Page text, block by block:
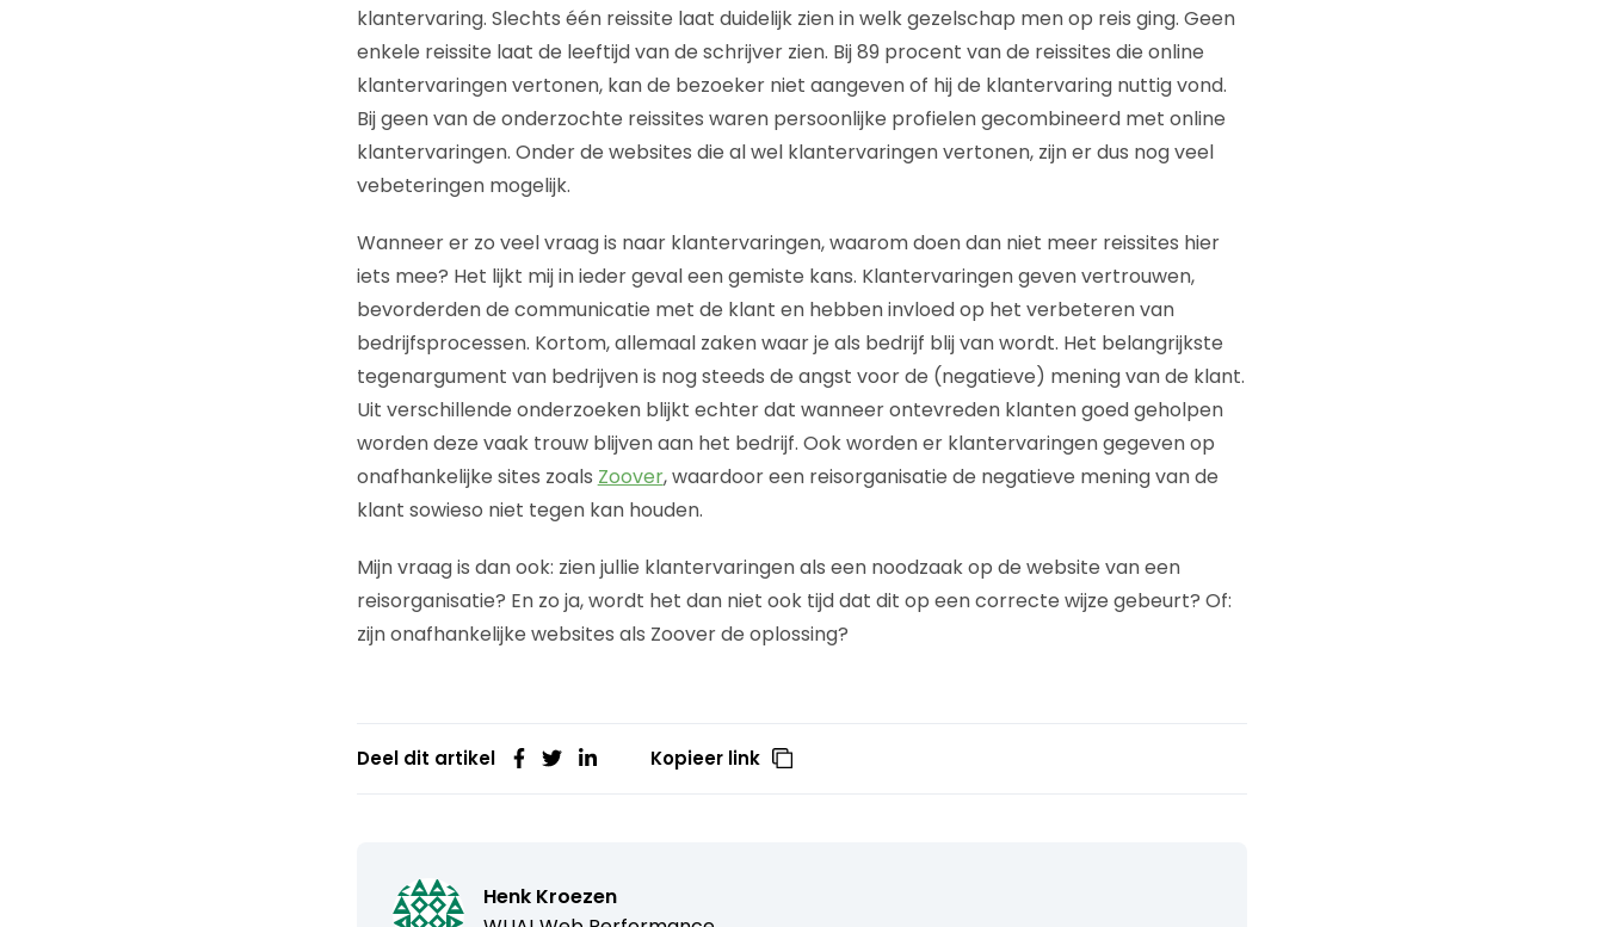
klantervaring. Slechts één reissite laat duidelijk zien in welk gezelschap men op reis ging. Geen
enkele reissite laat de leeftijd van de schrijver zien. Bij 89 procent van de reissites die online
klantervaringen vertonen, kan de bezoeker niet aangeven of hij de klantervaring nuttig vond.
Bij geen van de onderzochte reissites waren persoonlijke profielen gecombineerd met online
klantervaringen. Onder de websites die al wel klantervaringen vertonen, zijn er dus nog veel
vebeteringen mogelijk.
Wanneer er zo veel vraag is naar klantervaringen, waarom doen dan niet meer reissites hier
iets mee? Het lijkt mij in ieder geval een gemiste kans. Klantervaringen geven vertrouwen,
bevorderden de communicatie met de klant en hebben invloed op het verbeteren van
bedrijfsprocessen. Kortom, allemaal zaken waar je als bedrijf blij van wordt. Het belangrijkste
tegenargument van bedrijven is nog steeds de angst voor de (negatieve) mening van de klant.
Uit verschillende onderzoeken blijkt echter dat wanneer ontevreden klanten goed geholpen
worden deze vaak trouw blijven aan het bedrijf. Ook worden er klantervaringen gegeven op
onafhankelijke sites zoals Zoover, waardoor een reisorganisatie de negatieve mening van de
klant sowieso niet tegen kan houden.
Mijn vraag is dan ook: zien jullie klantervaringen als een noodzaak op de website van een
reisorganisatie? En zo ja, wordt het dan niet ook tijd dat dit op een correcte wijze gebeurt? Of:
zijn onafhankelijke websites als Zoover de oplossing?
Deel dit artikel Kopieer link
Henk Kroezen